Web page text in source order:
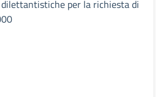
per la richiesta di